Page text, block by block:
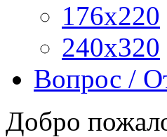
176x220
240x320
Вопрос /
Добро